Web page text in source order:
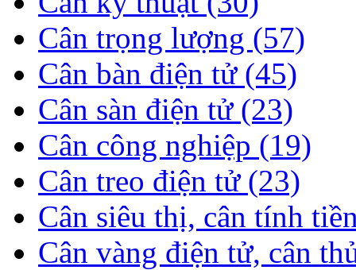
Cân trọng lượng (57)
Cân bàn điện tử (45)
Cân sàn điện tử (23)
Cân công nghiệp (19)
Cân treo điện tử (23)
Cân siêu thị, cân tính
Cân vàng điện tử, cân